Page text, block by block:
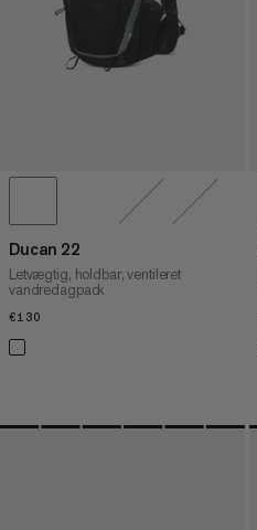
Ducan 22
Letvægtig, holdbar, ventileret
vandredagpack
€130